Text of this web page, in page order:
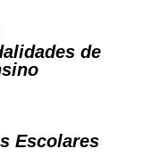
de
Escolares